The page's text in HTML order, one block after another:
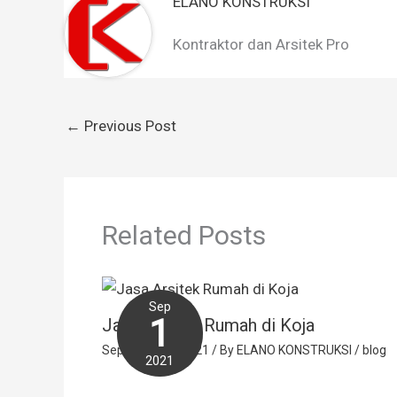
Kontraktor dan Arsitek Pro
← Previous Post
Related Posts
Sep
1
2021
Jasa Arsitek Rumah di Koja
September 1, 2021 / By ELANO KONSTRUKSI / blog